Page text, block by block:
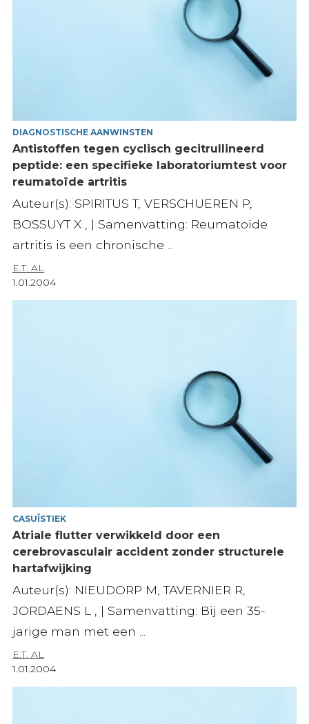
DIAGNOSTISCHE AANWINSTEN
Antistoffen tegen cyclisch gecitrullineerd
peptide: een specifieke laboratoriumtest voor
reumatoïde artritis
Auteur(s): SPIRITUS T, VERSCHUEREN P,
BOSSUYT X , | Samenvatting: Reumatoïde
artritis is een chronische ...
E.T. AL
1.01.2004
CASUÏSTIEK
Atriale flutter verwikkeld door een
cerebrovasculair accident zonder structurele
hartafwijking
Auteur(s): NIEUDORP M, TAVERNIER R,
JORDAENS L , | Samenvatting: Bij een 35-
jarige man met een ...
E.T. AL
1.01.2004